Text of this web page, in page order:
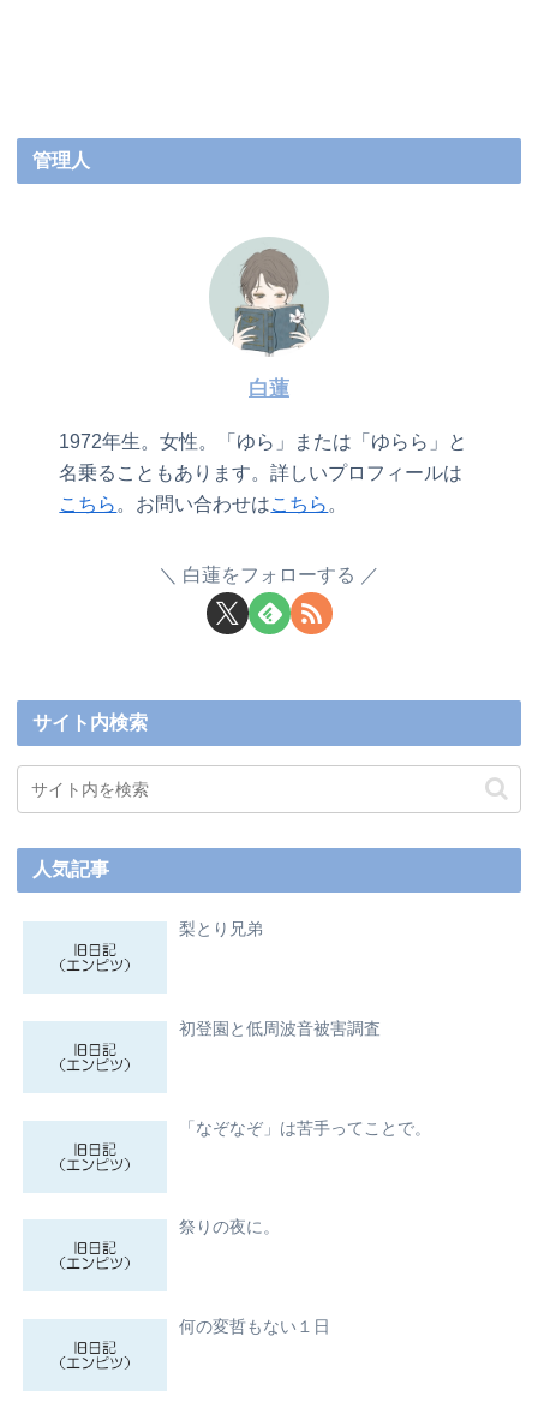
管理人
白蓮
1972年生。女性。「ゆら」または「ゆらら」と
名乗ることもあります。詳しいプロフィールは
こちら 。お問い合わせはこちら 。
白蓮をフォローする
サイト内検索
人気記事
梨とり兄弟
初登園と低周波音被害調査
「なぞなぞ」は苦手ってことで。
祭りの夜に。
何の変哲もない１日